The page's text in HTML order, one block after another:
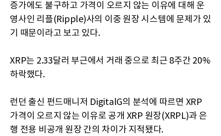
증가에도 불구하고 가격이 오르지 않는 이유에 대해 운
영사인 리플(Ripple)사의 이중 원장 시스템에 문제가 있
기 때문이라고 보고 있다.
XRP는 2.33달러 부근에서 거래 중으로 최근 8주간 20%
하락했다.
런던 출신 펀드매니저 DigitalG의 분석에 따르면 XRP
가격이 오르지 않는 이유로 공개 XRP 원장(XRPL)과 은
행 전용 비공개 원장 간의 차이가 지적됐다.